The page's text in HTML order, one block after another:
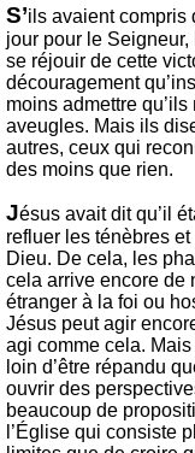
S’ils avaient compris
jour pour le
se réjouir de cette
découragement
moins admettre
aveugles. Mais ils
autres, ceux qui
des moins que rien.
Jésus avait dit qu’il
refluer les ténèbres
Dieu. De cela, les
cela arrive encore de
étranger à la foi ou
Jésus peut agir
agi comme cela.
loin d’être répandu
ouvrir des
beaucoup de
l’Église qui consiste